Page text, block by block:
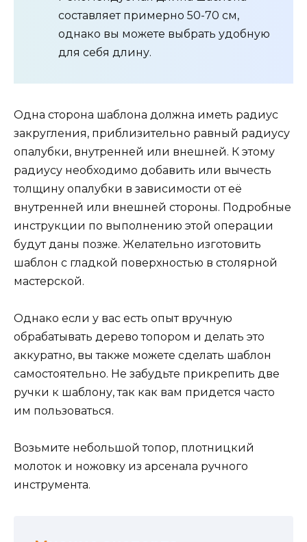
составляет примерно 50-70 см,
однако вы можете выбрать удобную
для себя длину.
Одна сторона шаблона должна иметь радиус
закругления, приблизительно равный радиусу
опалубки, внутренней или внешней. К этому
радиусу необходимо добавить или вычесть
толщину опалубки в зависимости от её
внутренней или внешней стороны. Подробные
инструкции по выполнению этой операции
будут даны позже. Желательно изготовить
шаблон с гладкой поверхностью в столярной
мастерской.
Однако если у вас есть опыт вручную
обрабатывать дерево топором и делать это
аккуратно, вы также можете сделать шаблон
самостоятельно. Не забудьте прикрепить две
ручки к шаблону, так как вам придется часто
им пользоваться.
Возьмите небольшой топор, плотницкий
молоток и ножовку из арсенала ручного
инструмента.